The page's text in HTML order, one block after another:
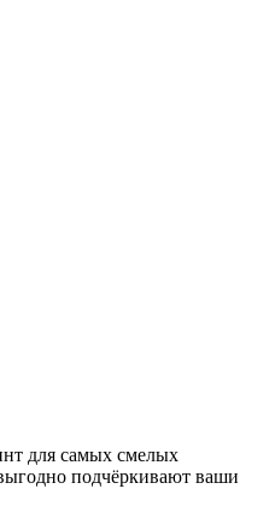
для самых смелых
подчёркивают ваши